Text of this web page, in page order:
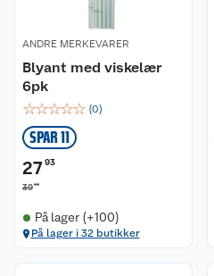
ANDRE MERKEVARER
Blyant med viskelær
6pk
☆☆☆☆☆ (0)
SPAR 11
2793
3990
På lager (+100)
På lager i 32 butikker